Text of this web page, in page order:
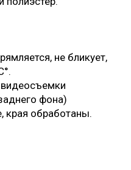
не бликует,
фона)
края обработаны.